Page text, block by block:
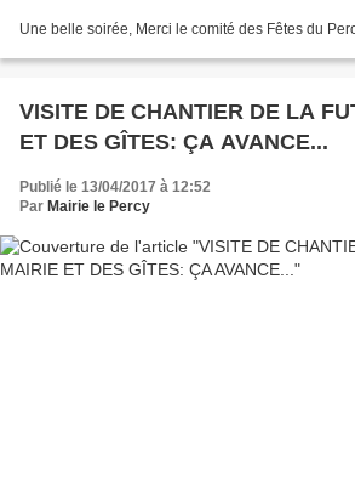
Une belle soirée, Merci le comité des Fêtes du
VISITE DE CHANTIER DE LA
ET DES GÎTES: ÇA AVANCE...
Publié le 13/04/2017 à 12:52
Par Mairie le Percy